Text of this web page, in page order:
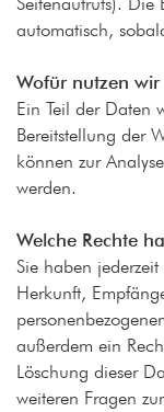
automatisch,
Wofür nutzen
Ein Teil der Daten
Bereitstellung der
können zur
werden.
Welche Rechte
Sie haben
Herkunft,
außerdem ein
Löschung dieser
weiteren Fragen